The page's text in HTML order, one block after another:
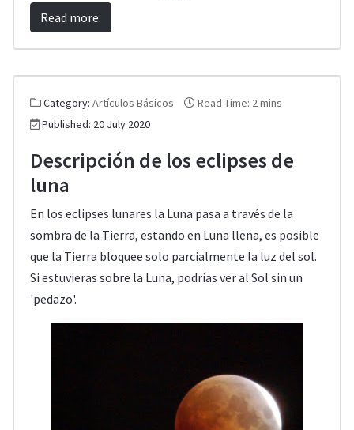
Read more:
Category: Artículos Básicos
Read Time: 2 mins
Published: 20 July 2020
Descripción de los eclipses de
luna
En los eclipses lunares la Luna pasa a través de la
sombra de la Tierra, estando en Luna llena, es posible
que la Tierra bloquee solo parcialmente la luz del sol.
Si estuvieras sobre la Luna, podrías ver al Sol sin un
'pedazo'.